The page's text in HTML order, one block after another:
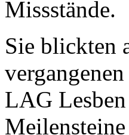
Missstände.
Sie blickten
LAG